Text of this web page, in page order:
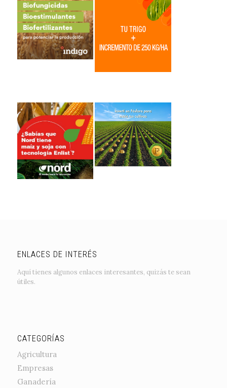
ENLACES DE INTERÉS
Aquí tienes algunos enlaces interesantes, quizás te sean
útiles.
CATEGORÍAS
Agricultura
Empresas
Ganadería